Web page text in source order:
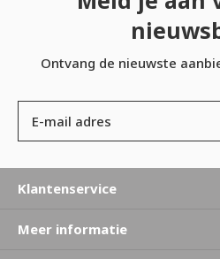
Ontvang de nieuwste
Klantenservice
Meer informatie